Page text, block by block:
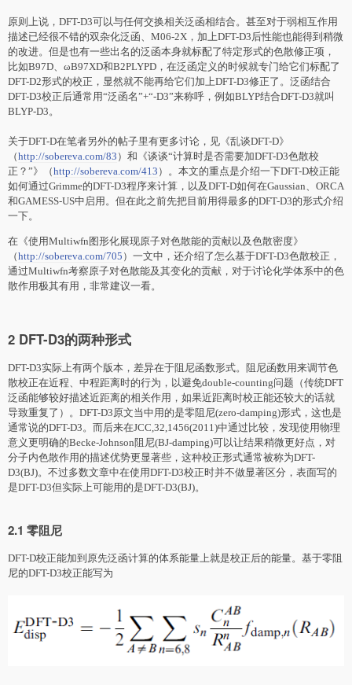
原则上说，DFT-D3可以与任何交换相关泛函相结合。甚至对于弱相互作用
描述已经很不错的双杂化泛函、M06-2X，加上DFT-D3后性能也能得到稍微
的改进。但是也有一些出名的泛函本身就标配了特定形式的色散修正项，
比如B97D、ωB97XD和B2PLYPD，在泛函定义的时候就专门给它们标配了
DFT-D2形式的校正，显然就不能再给它们加上DFT-D3修正了。泛函结合
DFT-D3校正后通常用“泛函名”+“-D3”来称呼，例如BLYP结合DFT-D3就叫
BLYP-D3。
关于DFT-D在笔者另外的帖子里有更多讨论，见《乱谈DFT-D》
（http://sobereva.com/83 ）和《谈谈“计算时是否需要加DFT-D3色散校
正？”》（http://sobereva.com/413 ）。本文的重点是介绍一下DFT-D校正能
如何通过Grimme的DFT-D3程序来计算，以及DFT-D如何在Gaussian、ORCA
和GAMESS-US中启用。但在此之前先把目前用得最多的DFT-D3的形式介绍
一下。
在《使用Multiwfn图形化展现原子对色散能的贡献以及色散密度》
（http://sobereva.com/705 ）一文中，还介绍了怎么基于DFT-D3色散校正，
通过Multiwfn考察原子对色散能及其变化的贡献，对于讨论化学体系中的色
散作用极其有用，非常建议一看。
2 DFT-D3的两种形式
DFT-D3实际上有两个版本，差异在于阻尼函数形式。阻尼函数用来调节色
散校正在近程、中程距离时的行为，以避免double-counting问题（传统DFT
泛函能够较好描述近距离的相关作用，如果近距离时校正能还较大的话就
导致重复了）。DFT-D3原文当中用的是零阻尼(zero-damping)形式，这也是
通常说的DFT-D3。而后来在JCC,32,1456(2011)中通过比较，发现使用物理
意义更明确的Becke-Johnson阻尼(BJ-damping)可以让结果稍微更好点， 对
分子内色散作用的描述优势更显著些，这种校正形式通常被称为DFT-
D3(BJ)。不过多数文章中在使用DFT-D3校正时并不做显著区分，表面写的
是DFT-D3但实际上可能用的是DFT-D3(BJ)。
2.1 零阻尼
DFT-D校正能加到原先泛函计算的体系能量上就是校正后的能量。基于零阻
尼的DFT-D3校正能写为